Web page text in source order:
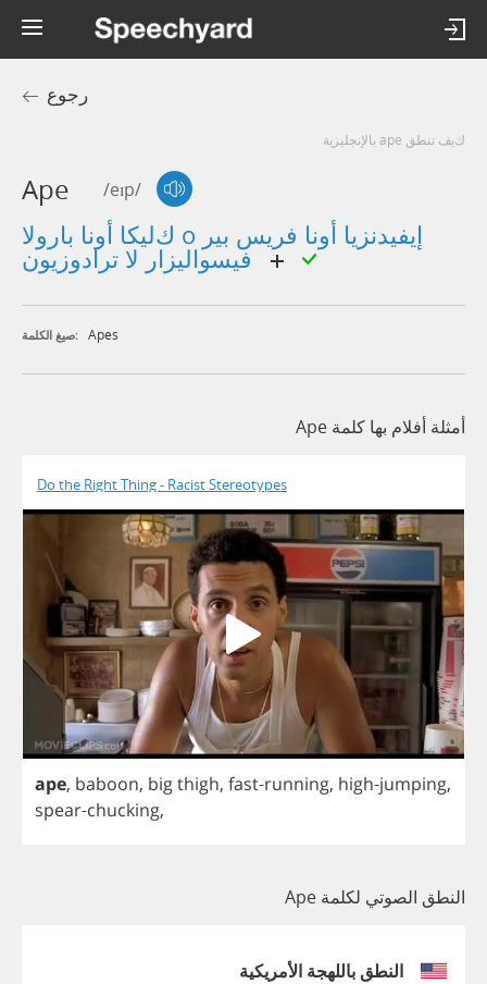
رجوع
كيف تنطق ape بالإنجليزية
Ape /eɪp/
كليكا أونا بارولا o إيفيدنزيا أونا فريس بير
صيغ الكلمة: Apes
أمثلة أفلام بها كلمة Ape
Do the Right Thing - Racist Stereotypes
ape, baboon, bigthigh, fast-running, high-jumping,
spear-chucking,
النطق الصوتي لكلمة Ape
النطق باللهجة الأمريكية